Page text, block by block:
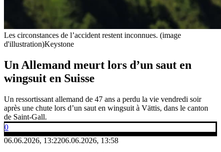
Les circonstances de l’accident restent inconnues. (image
d'illustration)Keystone
Un Allemand meurt lors d’un saut en
wingsuit en Suisse
Un ressortissant allemand de 47 ans a perdu la vie vendredi soir
après une chute lors d’un saut en wingsuit à Vättis, dans le canton
de Saint-Gall.
0
06.06.2026, 13:2206.06.2026, 13:58